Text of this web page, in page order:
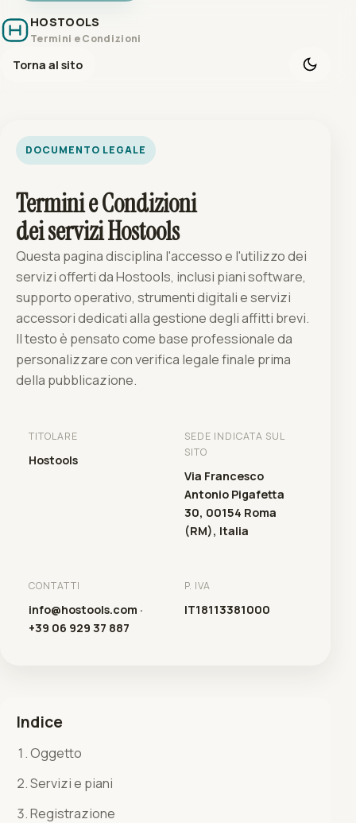
HOSTOOLS
Termini e Condizioni
Torna al sito
DOCUMENTO LEGALE
Termini e Condizioni
dei servizi Hostools
Questa pagina disciplina l'accesso e l'utilizzo dei
servizi offerti da Hostools, inclusi piani software,
supporto operativo, strumenti digitali e servizi
accessori dedicati alla gestione degli affitti brevi.
Il testo è pensato come base professionale da
personalizzare con verifica legale finale prima
della pubblicazione.
TITOLARE
Hostools
SEDE INDICATA SUL
SITO
Via Francesco
Antonio Pigafetta
30, 00154 Roma
(RM), Italia
CONTATTI
info@hostools.com ·
+39 06 929 37 887
P. IVA
IT18113381000
Indice
Oggetto
Servizi e piani
Registrazione